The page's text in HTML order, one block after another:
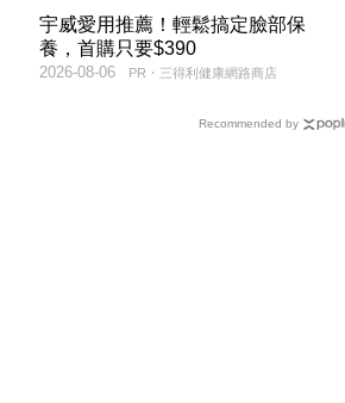
宇威愛用推薦！輕鬆搞定臉部保
養，首購只要$390
PR・三得利健康網路商店
2026-08-06
Recommended by